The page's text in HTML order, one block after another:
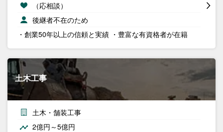
（応相談）
後継者不在のため
・創業50年以上の信頼と実績 ・豊富な有資格者が在籍
土木工事
土木・舗装工事
2億円～5億円